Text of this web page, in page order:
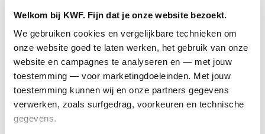
Welkom bij KWF. Fijn dat je onze website bezoekt.
We gebruiken cookies en vergelijkbare technieken om
onze website goed te laten werken, het gebruik van onze
website en campagnes te analyseren en — met jouw
toestemming — voor marketingdoeleinden. Met jouw
toestemming kunnen wij en onze partners gegevens
verwerken, zoals surfgedrag, voorkeuren en technische
gegevens.
Je hebt je ingeschreven via KWF en bij aanmelden
gekozen voor: ‘KWF koopt mijn startbewijs’. Als je
dan vóór18 september 2026minimaal750 euro
euro ophaalt, betaalt KWF je ticket en is je
startbewijsgegarandeerd.
add_circle